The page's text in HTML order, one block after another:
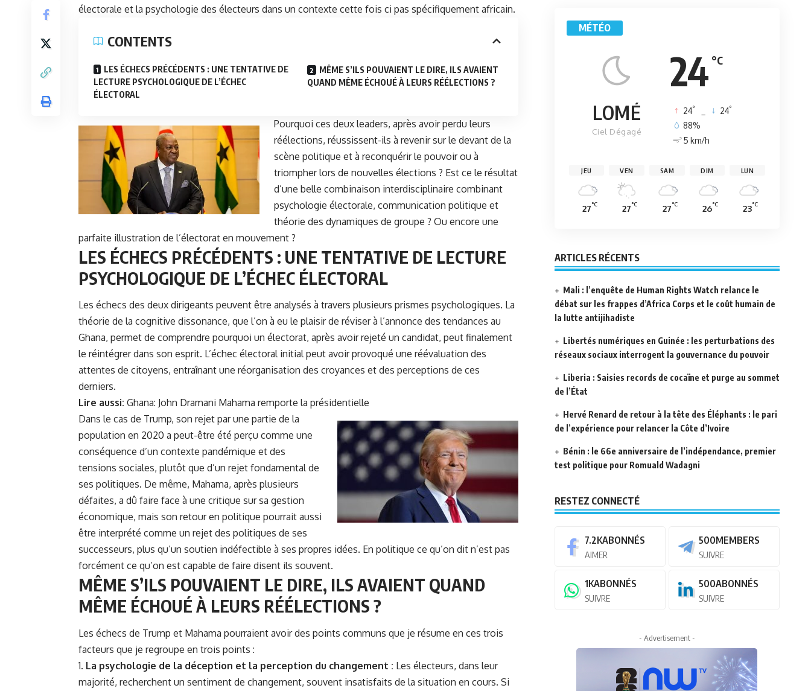
électorale et la psychologie des électeurs dans un contexte cette fois ci pas spécifiquement africain.
CONTENTS
LES ÉCHECS PRÉCÉDENTS : UNE TENTATIVE DE
LECTURE PSYCHOLOGIQUE DE L’ÉCHEC
ÉLECTORAL
MÊME S’ILS POUVAIENT LE DIRE, ILS AVAIENT
QUAND MÊME ÉCHOUÉ À LEURS RÉÉLECTIONS ?
Pourquoi ces deux leaders, après avoir perdu leurs
réélections, réussissent-ils à revenir sur le devant de la
scène politique et à reconquérir le pouvoir ou à
triompher lors de nouvelles élections ? Est ce le résultat
d’une belle combinaison interdisciplinaire combinant
psychologie électorale, communication politique et
théorie des dynamiques de groupe ? Ou encore une
parfaite illustration de l’électorat en mouvement ?
LES ÉCHECS PRÉCÉDENTS : UNE TENTATIVE DE LECTURE
PSYCHOLOGIQUE DE L’ÉCHEC ÉLECTORAL
Les échecs des deux dirigeants peuvent être analysés à travers plusieurs prismes psychologiques. La
théorie de la cognitive dissonance, que l’on à eu le plaisir de réviser à l’annonce des tendances au
Ghana, permet de comprendre pourquoi un électorat, après avoir rejeté un candidat, peut finalement
le réintégrer dans son esprit. L’échec électoral initial peut avoir provoqué une réévaluation des
attentes de citoyens, entraînant une réorganisation des croyances et des perceptions de ces
derniers.
Lire aussi: Ghana: John Dramani Mahama remporte la présidentielle
Dans le cas de Trump, son rejet par une partie de la
population en 2020 a peut-être été perçu comme une
conséquence d’un contexte pandémique et des
tensions sociales, plutôt que d’un rejet fondamental de
ses politiques. De même, Mahama, après plusieurs
défaites, a dû faire face à une critique sur sa gestion
économique, mais son retour en politique pourrait aussi
être interprété comme un rejet des politiques de ses
successeurs, plus qu’un soutien indéfectible à ses propres idées. En politique ce qu’on dit n’est pas
forcément ce qu’on est capable de faire disent ils souvent.
MÊME S’ILS POUVAIENT LE DIRE, ILS AVAIENT QUAND
MÊME ÉCHOUÉ À LEURS RÉÉLECTIONS ?
Les échecs de Trump et Mahama pourraient avoir des points communs que je résume en ces trois
facteurs que je regroupe en trois points :
La psychologie de la déception et la perception du changement : Les électeurs, dans leur
majorité, recherchent un sentiment de changement, souvent insatisfaits de la situation en cours. Si
MÉTÉO
24 °C
LOMÉ
Ciel Dégagé
24° 24°
88%
5 km/h
JEU
27°C
VEN
27°C
SAM
27°C
DIM
26°C
LUN
23°C
ARTICLES RÉCENTS
Mali : l’enquête de Human Rights Watch relance le
débat sur les frappes d’Africa Corps et le coût humain de
la lutte antijihadiste
Libertés numériques en Guinée : les perturbations des
réseaux sociaux interrogent la gouvernance du pouvoir
Liberia : Saisies records de cocaïne et purge au sommet
de l’État
Hervé Renard de retour à la tête des Éléphants : le pari
de l’expérience pour relancer la Côte d’Ivoire
Bénin : le 66e anniversaire de l’indépendance, premier
test politique pour Romuald Wadagni
RESTEZ CONNECTÉ
7.2KABONNÉS
AIMER
500MEMBERS
SUIVRE
1KABONNÉS
SUIVRE
500ABONNÉS
SUIVRE
- Advertisement -